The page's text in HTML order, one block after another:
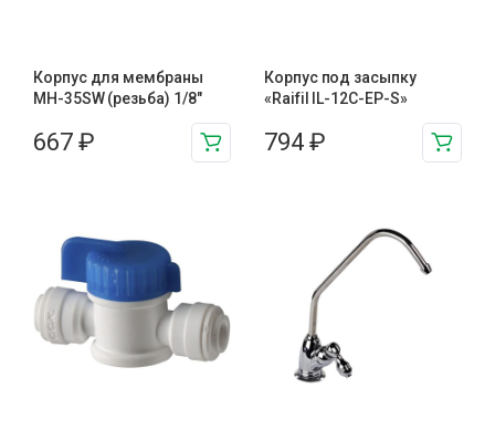
Корпус для мембраны
MH-35SW (резьба) 1/8"
667 ₽
Корпус под засыпку
«Raifil IL-12C-EP-S»
794 ₽